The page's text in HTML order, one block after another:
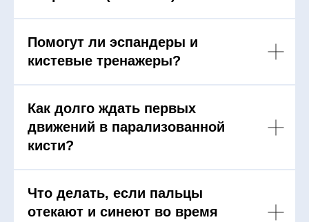
Помогут ли эспандеры и
кистевые тренажеры?
Как долго ждать первых
движений в парализованной
кисти?
Что делать, если пальцы
отекают и синеют во время